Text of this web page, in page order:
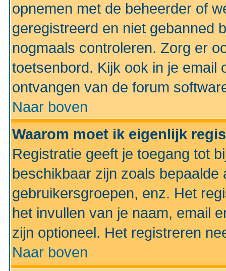
opnemen met de beheerder of
geregistreerd en niet gebanned
nogmaals controleren. Zorg er
toetsenbord. Kijk ook in je email
ontvangen van de forum
Naar boven
Waarom moet ik eigenlijk
Registratie geeft je toegang tot
beschikbaar zijn zoals
gebruikersgroepen, enz. Het
het invullen van je naam, email
zijn optioneel. Het registreren
Naar boven